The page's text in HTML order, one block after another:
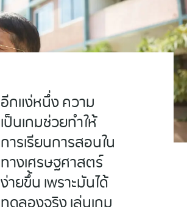
อีกแง่หนึ่ง ความ
เป็นเกมช่วยทำให้
การเรียนการสอนใน
ทางเศรษฐศาสตร์
ง่ายขึ้น เพราะมันได้